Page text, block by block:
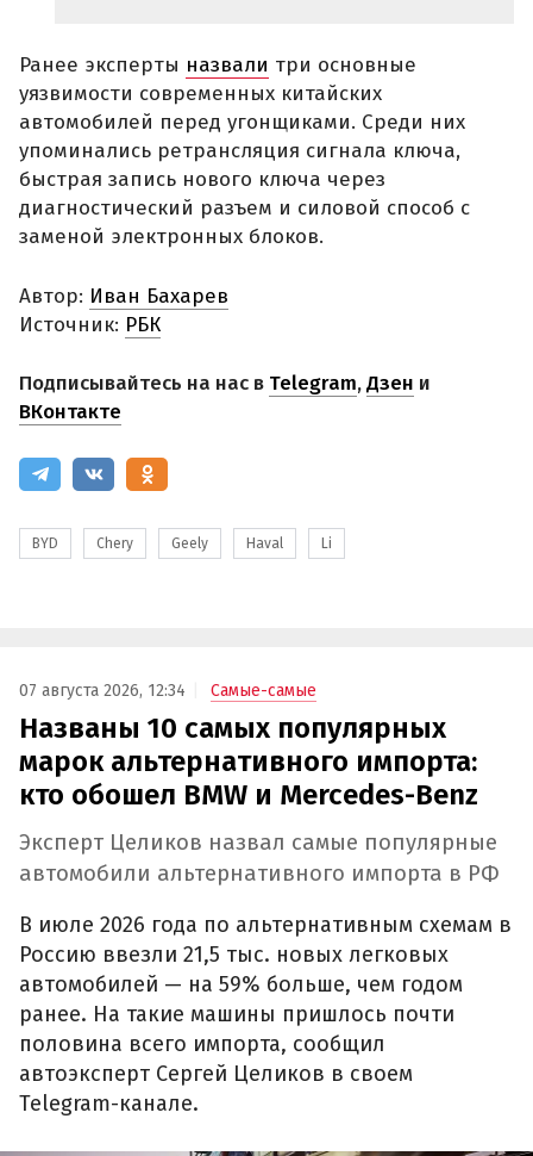
Ранее эксперты назвали три основные
уязвимости современных китайских
автомобилей перед угонщиками. Среди них
упоминались ретрансляция сигнала ключа,
быстрая запись нового ключа через
диагностический разъем и силовой способ с
заменой электронных блоков.
Автор: Иван Бахарев
Источник: РБК
Подписывайтесь на нас в Telegram,Дзен и
ВКонтакте
BYD Chery Geely Haval Li
07 августа 2026, 12:34 Самые-самые
Названы 10 самых популярных
марок альтернативного импорта:
кто обошел BMW и Mercedes-Benz
Эксперт Целиков назвал самые популярные
автомобили альтернативного импорта в РФ
В июле 2026 года по альтернативным схемам в
Россию ввезли 21,5 тыс. новых легковых
автомобилей — на 59% больше, чем годом
ранее. На такие машины пришлось почти
половина всего импорта, сообщил
автоэксперт Сергей Целиков в своем
Telegram-канале.